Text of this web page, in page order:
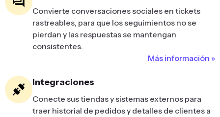
Convierte conversaciones sociales en tickets
rastreables, para que los seguimientos no se
pierdan y las respuestas se mantengan
consistentes.
Más información »
Integraciones
Conecte sus tiendas y sistemas externos para
traer historial de pedidos y detalles de clientes a